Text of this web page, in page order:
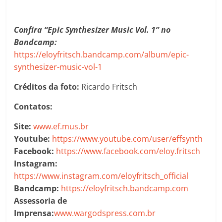
Confira “Epic Synthesizer Music Vol. 1” no
Bandcamp:
https://eloyfritsch.bandcamp.com/album/epic-
synthesizer-music-vol-1
Créditos da foto: Ricardo Fritsch
Contatos:
Site: www.ef.mus.br
Youtube: https://www.youtube.com/user/effsynth
Facebook: https://www.facebook.com/eloy.fritsch
Instagram:
https://www.instagram.com/eloyfritsch_official
Bandcamp: https://eloyfritsch.bandcamp.com
Assessoria de
Imprensa:www.wargodspress.com.br